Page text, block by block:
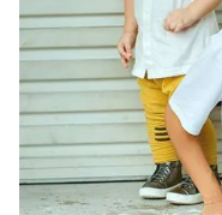
Photo
Video
VTV Money